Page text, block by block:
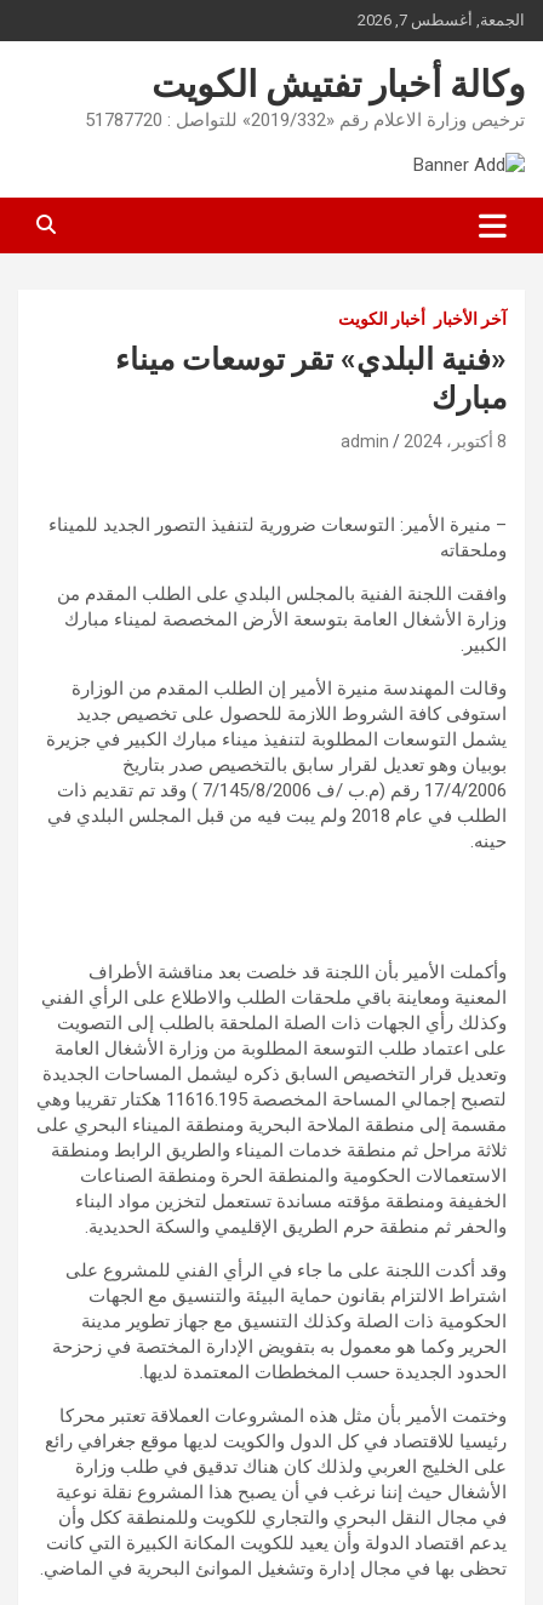
Skip
to
content
الجمعة, أغسطس 7, 2026
وكالة أخبار تفتيش الكويت
ترخيص وزارة الاعلام رقم «2019/332» للتواصل : 51787720
آخر الأخبار أخبار الكويت
«فنية البلدي» تقر توسعات ميناء
مبارك
8 أكتوبر، 2024 admin
– منيرة الأمير: التوسعات ضرورية لتنفيذ التصور الجديد للميناء
وملحقاته
وافقت اللجنة الفنية بالمجلس البلدي على الطلب المقدم من
وزارة الأشغال العامة بتوسعة الأرض المخصصة لميناء مبارك
الكبير.
وقالت المهندسة منيرة الأمير إن الطلب المقدم من الوزارة
استوفى كافة الشروط اللازمة للحصول على تخصيص جديد
يشمل التوسعات المطلوبة لتنفيذ ميناء مبارك الكبير في جزيرة
بوبيان وهو تعديل لقرار سابق بالتخصيص صدر بتاريخ
17/4/2006 رقم (م.ب /ف 7/145/8/2006 ) وقد تم تقديم ذات
الطلب في عام 2018 ولم يبت فيه من قبل المجلس البلدي في
حينه.
وأكملت الأمير بأن اللجنة قد خلصت بعد مناقشة الأطراف
المعنية ومعاينة باقي ملحقات الطلب والاطلاع على الرأي الفني
وكذلك رأي الجهات ذات الصلة الملحقة بالطلب إلى التصويت
على اعتماد طلب التوسعة المطلوبة من وزارة الأشغال العامة
وتعديل قرار التخصيص السابق ذكره ليشمل المساحات الجديدة
لتصبح إجمالي المساحة المخصصة 11616.195 هكتار تقريبا وهي
مقسمة إلى منطقة الملاحة البحرية ومنطقة الميناء البحري على
ثلاثة مراحل ثم منطقة خدمات الميناء والطريق الرابط ومنطقة
الاستعمالات الحكومية والمنطقة الحرة ومنطقة الصناعات
الخفيفة ومنطقة مؤقته مساندة تستعمل لتخزين مواد البناء
والحفر ثم منطقة حرم الطريق الإقليمي والسكة الحديدية.
وقد أكدت اللجنة على ما جاء في الرأي الفني للمشروع على
اشتراط الالتزام بقانون حماية البيئة والتنسيق مع الجهات
الحكومية ذات الصلة وكذلك التنسيق مع جهاز تطوير مدينة
الحرير وكما هو معمول به بتفويض الإدارة المختصة في زحزحة
الحدود الجديدة حسب المخططات المعتمدة لديها.
وختمت الأمير بأن مثل هذه المشروعات العملاقة تعتبر محركا
رئيسيا للاقتصاد في كل الدول والكويت لديها موقع جغرافي رائع
على الخليج العربي ولذلك كان هناك تدقيق في طلب وزارة
الأشغال حيث إننا نرغب في أن يصبح هذا المشروع نقلة نوعية
في مجال النقل البحري والتجاري للكويت وللمنطقة ككل وأن
يدعم اقتصاد الدولة وأن يعيد للكويت المكانة الكبيرة التي كانت
تحظى بها في مجال إدارة وتشغيل الموانئ البحرية في الماضي.